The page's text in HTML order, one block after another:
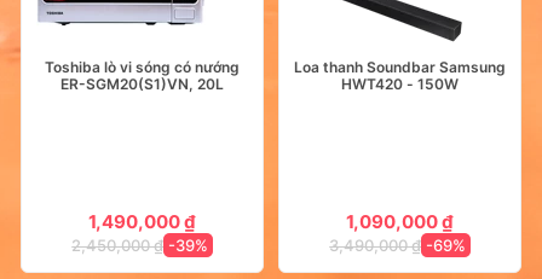
Toshiba lò vi sóng có nướng
ER-SGM20(S1)VN, 20L
1,490,000 ₫
2,450,000 ₫ -39%
Loa thanh Soundbar Samsung
HWT420 - 150W
1,090,000 ₫
3,490,000 ₫ -69%